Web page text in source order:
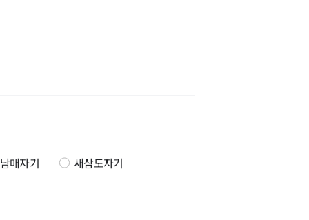
매자기 새삼도자기